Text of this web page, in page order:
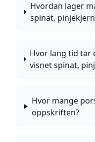
Hvordan lager
spinat,
Hvor lang tid tar
visnet spinat,
Hvor mange
oppskriften?